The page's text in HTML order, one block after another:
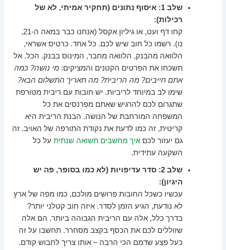
שלב 1: איסוף נתונים (תחקיר אמיתי, לא של
רכילות):
קחו דף ועט, או גיליון אקסל (אנחנו כבר במאה ה-21,
נו). רשמו כל חוב שיש לכם. כל אחד. כרטיס אשראי,
הלוואה מהבנק, הלוואה מחבר, המינוס בבנק. הכל. אל
תשכחו את הפרטים הקטנים והמציקים:מי נושה? כמה
אתם חייבים? מה הריבית? מה תאריך התשלום הבא?
שימו לב במיוחד לריביות. יש חובות עם ריבית מטורפת
שתגרום לכם להרגיש שאתם מפרנסים את כל
המשפחה המורחבת של הנושה. הבנת הריבית היא
קריטית, זה כמו לדעת את נקודת התורפה של האויב. זה
גם יעזור לכםאיך מחשבים תשואה שנתית על כל
השקעה עתידית.
שלב 2: סדר עדיפויות (לא כמו בסופר, פה יש
היגיון):
עכשיו כשכל החובות פרושים מולכם, כמו מפה של ארץ
לא נודעת, הגיע הזמן לסדר. איזה חוב קטלני יותר?
בדרך כלל, אלה עם הריבית הגבוהה ביותר. הם אלה
שזוללים לכם את הכסף בקצב מסחרר. תחשבו על זה
כעל פצע שדמם הכי הרבה – אותו צריך לחבוש קודם.